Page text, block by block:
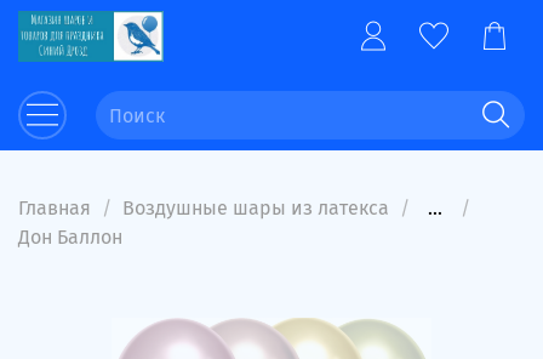
Главная Воздушные шары из латекса
...
Дон Баллон